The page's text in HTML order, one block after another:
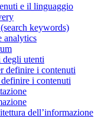
e il linguaggio
keywords)
analytics
degli utenti
definire i contenuti
i contenuti
dell’informazione